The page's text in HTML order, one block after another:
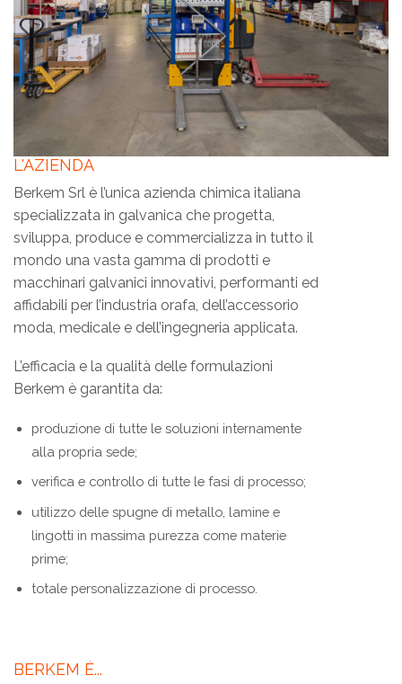
L'AZIENDA
Berkem Srl è l’unica azienda chimica italiana
specializzata in galvanica che progetta,
sviluppa, produce e commercializza in tutto il
mondo una vasta gamma di prodotti e
macchinari galvanici innovativi, performanti ed
affidabili per l’industria orafa, dell’accessorio
moda, medicale e dell’ingegneria applicata.
L’efficacia e la qualità delle formulazioni
Berkem è garantita da:
produzione di tutte le soluzioni internamente
alla propria sede;
verifica e controllo di tutte le fasi di processo;
utilizzo delle spugne di metallo, lamine e
lingotti in massima purezza come materie
prime;
totale personalizzazione di processo.
BERKEM È...